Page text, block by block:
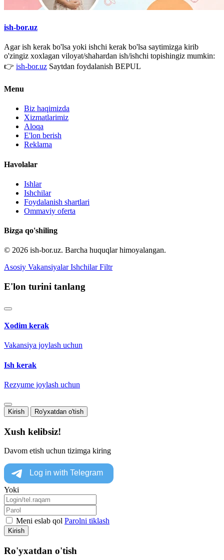
ish-bor.uz
Agar ish kerak bo'lsa yoki ishchi kerak bo'lsa saytimizga kirib
o'zingiz xoxlagan viloyat/shahardan ish/ishchi topishingiz mumkin:
👉 ish-bor.uz Saytdan foydalanish BEPUL
Menu
Biz haqimizda
Xizmatlarimiz
Aloqa
E'lon berish
Reklama
Havolalar
Ishlar
Ishchilar
Foydalanish shartlari
Ommaviy oferta
Bizga qo'shiling
© 2026 ish-bor.uz. Barcha huquqlar himoyalangan.
Asosiy Vakansiyalar Ishchilar Filtr
E'lon turini tanlang
Xodim kerak
Vakansiya joylash uchun
Ish kerak
Rezyume joylash uchun
Kirish Ro'yxatdan o'tish
Xush kelibsiz!
Davom etish uchun tizimga kiring
Yoki
Meni eslab qol Parolni tiklash
Kirish
Ro'yxatdan o'tish